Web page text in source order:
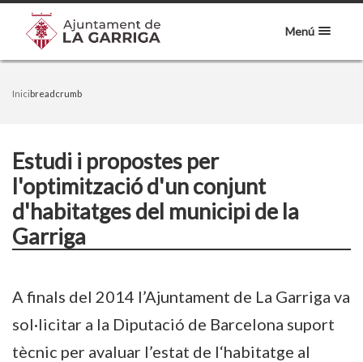
Menú
Inicibreadcrumb
Estudi i propostes per
l'optimització d'un conjunt
d'habitatges del municipi de la
Garriga
A finals del 2014 l’Ajuntament de La Garriga va
sol·licitar a la Diputació de Barcelona suport
tècnic per avaluar l’estat de l‘habitatge al